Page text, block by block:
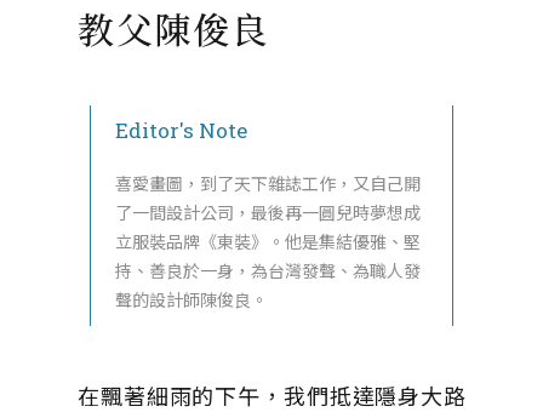
教父陳俊良
Editor's Note
喜愛畫圖，到了天下雜誌工作，又自己開
了一間設計公司，最後再一圓兒時夢想成
立服裝品牌《東裝》。他是集結優雅、堅
持、善良於一身，為台灣發聲、為職人發
聲的設計師陳俊良。
在飄著細雨的下午，我們抵達隱身大路